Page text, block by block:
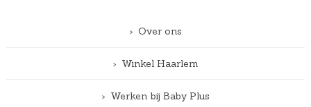
Over ons
Winkel Haarlem
Werken bij Baby Plus